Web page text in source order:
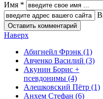
Имя *
Наверх
Абигнейл Фрэнк (1)
Авченко Василий (3)
Акунин Борис +
псевдонимы (4)
Алешковский Пётр (1)
Анхем Стефан (6)